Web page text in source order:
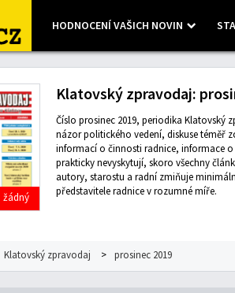
HODNOCENÍ VAŠICH NOVIN
contributors, Imagery © Mapbox
žádný
Klatovský zpravodaj:
Číslo prosinec 2019, periodika Klatovský
názor politického vedení, diskuse téměř
informací o činnosti radnice, informace
prakticky nevyskytují, skoro všechny
autory, starostu a radní zmiňuje
představitele radnice v rozumné míře.
Klatovský zpravodaj > prosinec 2019